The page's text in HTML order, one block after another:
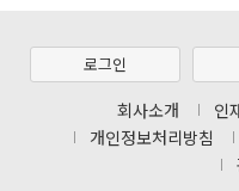
제31기 정기주주총회
[마일리지 적립 및
로그인
회사소개 인
개인정보처리방침